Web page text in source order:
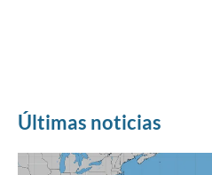
Últimas noticias